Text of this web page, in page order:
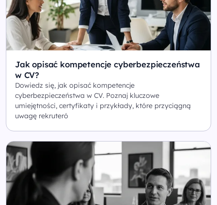
Jak opisać kompetencje cyberbezpieczeństwa
w CV?
Dowiedz się, jak opisać kompetencje
cyberbezpieczeństwa w CV. Poznaj kluczowe
umiejętności, certyfikaty i przykłady, które przyciągną
uwagę rekruteró